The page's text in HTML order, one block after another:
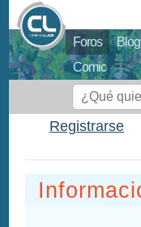
Foros Blog
Comic
Registrarse